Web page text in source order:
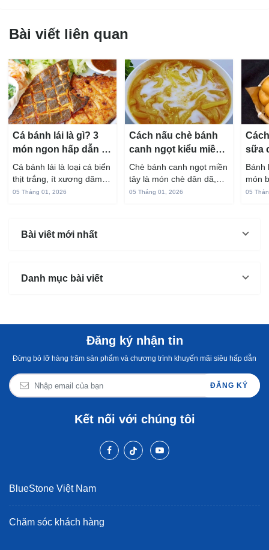
Bài viết liên quan
Cá bánh lái là gì? 3
món ngon hấp dẫn từ
cá bánh lái
Cá bánh lái là loại cá biển
thịt trắng, ít xương dăm,
vị ngọt và rất dễ ăn khi
thể...
05 Tháng 01, 2026
Cách nấu chè bánh
canh ngọt kiểu miền
Tây ngon chuẩn vị
Chè bánh canh ngọt miền
tây là món chè dân dã,
gắn liền với đời sống sinh
05 Tháng 01, 2026
sữa
hấp
Bánh
món
mùi
05
Bài viêt mới nhất
Danh mục bài viết
Đăng ký nhận tin
Đừng bỏ lỡ hàng trăm sản phẩm và chương trình khuyến mãi siêu hấp dẫn
ĐĂNG KÝ
Kết nối với chúng tôi
BlueStone Việt Nam
Chăm sóc khách hàng